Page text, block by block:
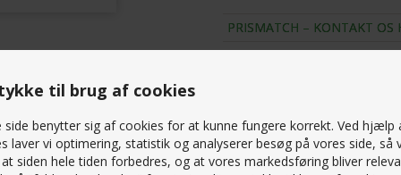
til brug af cookies
side benytter sig af cookies for at kunne fungere korrekt. Ved hjælp
laver vi optimering, statistik og analyserer besøg på vores side, så
at siden hele tiden forbedres, og at vores markedsføring bliver
PRISMATCH – KONTAKT OS
SPØRG OS
RELATEREDE PRODUKTER